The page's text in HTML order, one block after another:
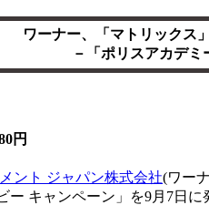
ワーナー、「マトリックス
－「ポリスアカデ
円
ント ジャパン株式会社(ワー
ー キャンペーン」を9月7日